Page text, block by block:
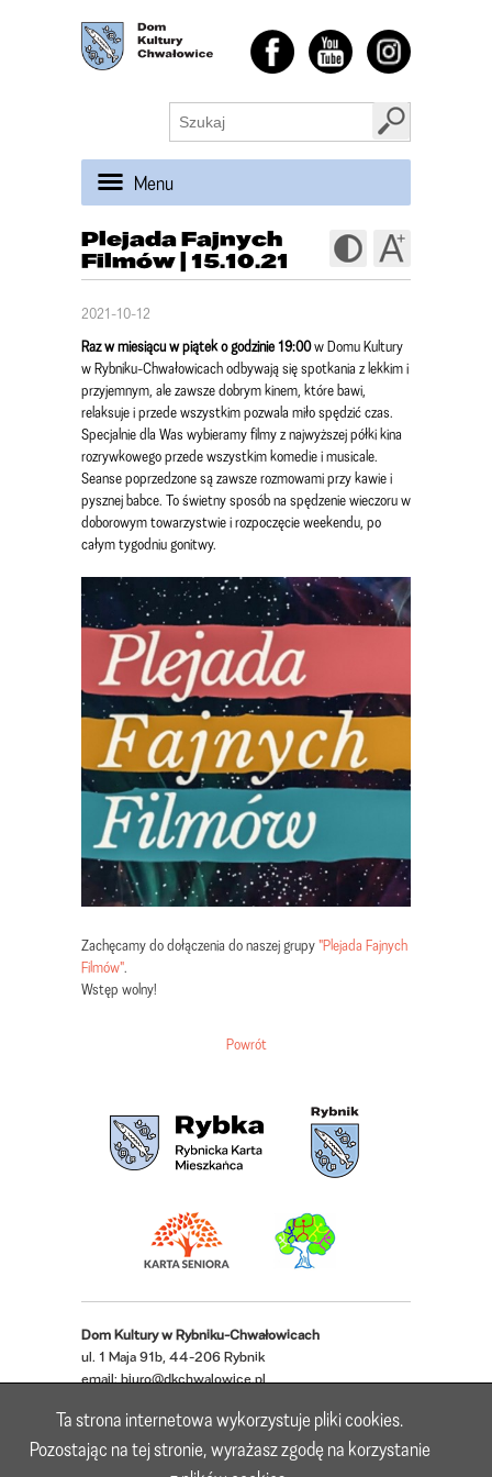
Menu
Plejada Fajnych
Filmów | 15.10.21
2021-10-12
Raz w miesiącu w piątek o godzinie 19:00w Domu Kultury
w Rybniku-Chwałowicach odbywają się spotkania z lekkim i
przyjemnym, ale zawsze dobrym kinem, które bawi,
relaksuje i przede wszystkim pozwala miło spędzić czas.
Specjalnie dla Was wybieramy filmy z najwyższej półki kina
rozrywkowego przede wszystkim komedie i musicale.
Seanse poprzedzone są zawsze rozmowami przy kawie i
pysznej babce. To świetny sposób na spędzenie wieczoru w
doborowym towarzystwie i rozpoczęcie weekendu, po
całym tygodniu gonitwy.
Zachęcamy do dołączenia do naszej grupy"Plejada Fajnych
Filmów".
Wstęp wolny!
Powrót
Dom Kultury w Rybniku-Chwałowicach
ul. 1 Maja 91b, 44-206 Rybnik
email:biuro@dkchwalowice.pl
Ta strona internetowa wykorzystuje pliki cookies.
Pozostając na tej stronie, wyrażasz zgodę na korzystanie